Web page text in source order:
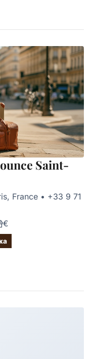
Saint-
France • +33 9 71
€